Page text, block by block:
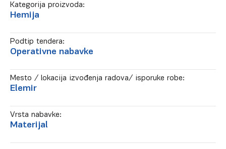
Kategorija proizvoda:
Hemija
Podtip tendera:
Operativne nabavke
Mesto / lokacija izvođenja radova/ isporuke robe:
Elemir
Vrsta nabavke:
Materijal